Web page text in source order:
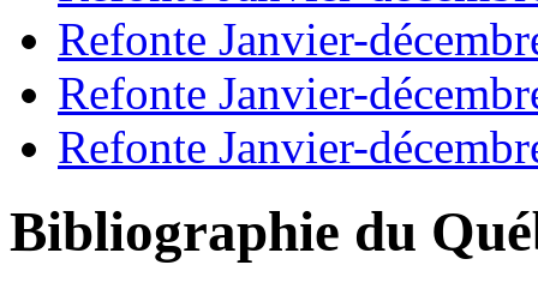
Refonte Janvier-
Refonte Janvier-
Refonte Janvier-
Bibliographie du